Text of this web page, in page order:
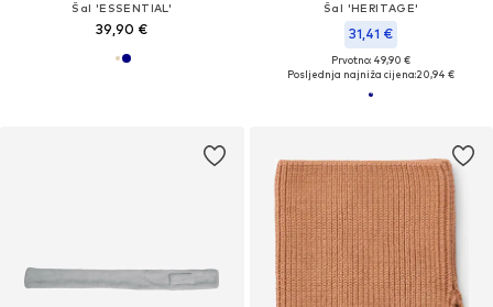
Šal 'ESSENTIAL'
39,90 €
Šal 'HERITAGE'
31,41 €
Prvotno: 49,90 €
Posljednja najniža cijena:20,94 €